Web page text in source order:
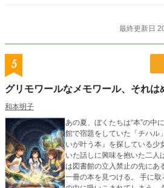
最終更新日
5
グリモワールなメモワール、それは
和本明子
あの夏、ぼくたちは“本”の中にいた。 夏休みのあ
館で宿題をしていた「チハル
いが叶う本』を探している少
いた話しに興味を抱いた二人は
は図書館の立入禁止の先にあ
一冊の本を見つける。 手に